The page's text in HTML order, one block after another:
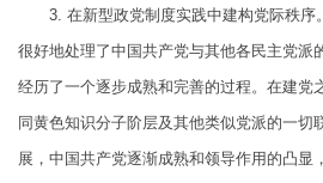
3. 在新型政党制度实践中建构党际秩序
很好地处理了中国共产党与其他各民主党派
经历了一个逐步成熟和完善的过程。在建党
同黄色知识分子阶层及其他类似党派的一切
展，中国共产党逐渐成熟和领导作用的凸显